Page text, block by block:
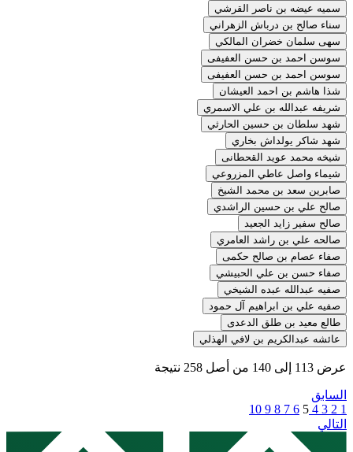
سميه عيضه بن ناصر القرشي
سناء صالح بن درباش الزهراني
سهى سلمان خضران المالكي
سوسن احمد بن حسن العفيفى
سوسن احمد بن حسن العفيفى
شذا هاشم بن احمد العيشان
شريفه عبدالله بن علي الاسمري
شهد سلطان بن حسين الحارثي
شهد شاكر يولداش بخاري
شيخه محمد عويد القحطانى
شيماء واصل عاطي المزروعي
صابرين سعد بن محمد الشيخ
صالح علي بن حسين الراشدي
صالح سفير زايد الجعيد
صالحه علي بن راشد العامري
صفاء عصام بن صالح حكمى
صفاء حسن بن علي الحبيشي
صفيه عبدالله عبده الشيخي
صفيه علي بن ابراهيم آل حمود
طالع معيد بن طلق الدعدى
عائشه عبدالكريم بن لافي الهذلي
عرض 113 إلى 140 من أصل 258 نتيجة
السابق
1
2
3
4
5
6
7
8
9
10
التالي